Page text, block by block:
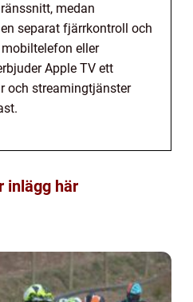
medan
separat fjärrkontroll och
eller
Apple TV ett
och streamingtjänster
inlägg här